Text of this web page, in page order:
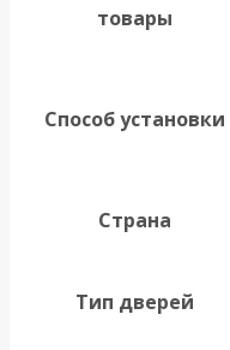
товары
Способ установки
Страна
Тип дверей